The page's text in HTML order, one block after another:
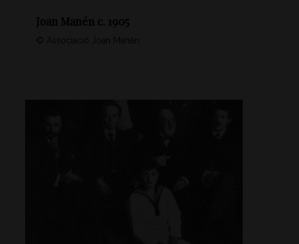
Joan Manén c. 1905
© Associació Joan Manén